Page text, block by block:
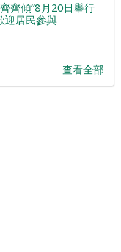
齊傾”8月20日舉行
居民參與
查看全部